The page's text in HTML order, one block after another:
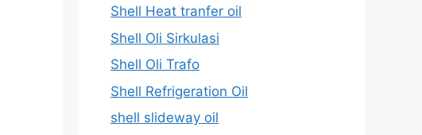
Shell Heat tranfer oil
Shell Oli Sirkulasi
Shell Oli Trafo
Shell Refrigeration Oil
shell slideway oil